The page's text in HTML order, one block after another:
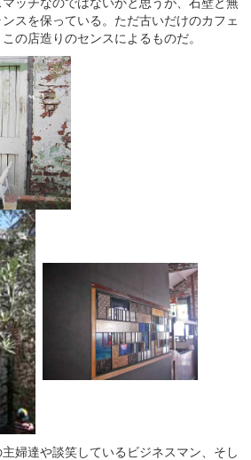
スを保っている。ただ古いだけのカフェ
の店造りのセンスによるものだ。
婦達や談笑しているビジネスマン、そし